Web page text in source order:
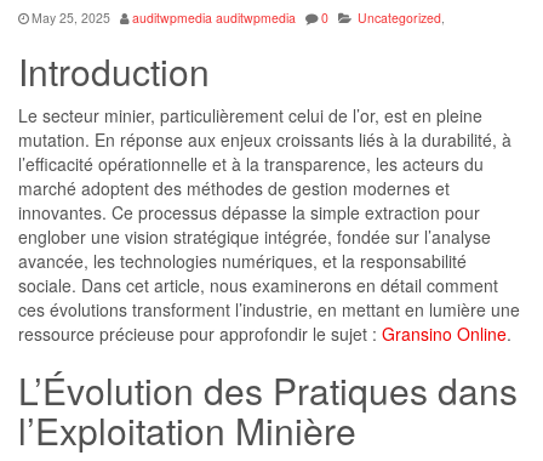
May 25, 2025 auditwpmedia auditwpmedia 0 Uncategorized,
Introduction
Le secteur minier, particulièrement celui de l’or, est en pleine
mutation. En réponse aux enjeux croissants liés à la durabilité, à
l’efficacité opérationnelle et à la transparence, les acteurs du
marché adoptent des méthodes de gestion modernes et
innovantes. Ce processus dépasse la simple extraction pour
englober une vision stratégique intégrée, fondée sur l’analyse
avancée, les technologies numériques, et la responsabilité
sociale. Dans cet article, nous examinerons en détail comment
ces évolutions transforment l’industrie, en mettant en lumière une
ressource précieuse pour approfondir le sujet : Gransino Online.
L’Évolution des Pratiques dans
l’Exploitation Minière